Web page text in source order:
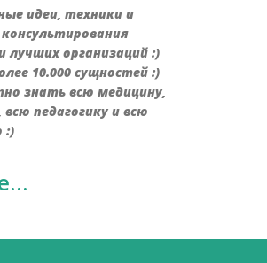
идеи, техники и
лучших организаций :)
10.000 сущностей :)
знать всю медицину,
педагогику и всю
:)